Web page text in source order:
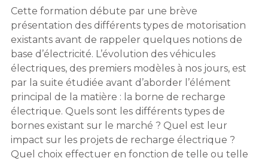
Cette formation débute par une brève
présentation des différents types de motorisation
existants avant de rappeler quelques notions de
base d’électricité. L’évolution des véhicules
électriques, des premiers modèles à nos jours, est
par la suite étudiée avant d’aborder l’élément
principal de la matière : la borne de recharge
électrique. Quels sont les différents types de
bornes existant sur le marché ? Quel est leur
impact sur les projets de recharge électrique ?
Quel choix effectuer en fonction de telle ou telle